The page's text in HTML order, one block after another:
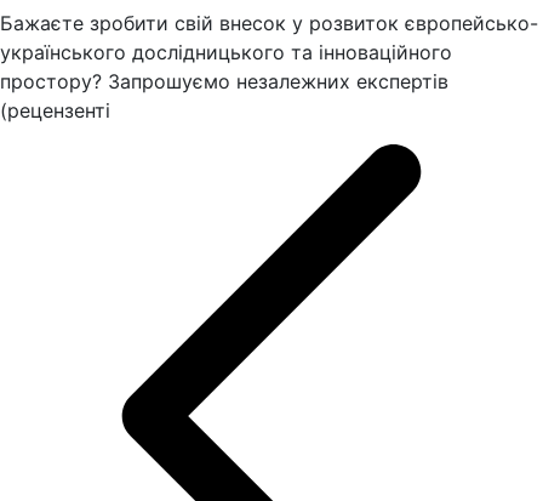
Бажаєте зробити свій внесок у розвиток європейсько-
українського дослідницького та інноваційного
простору? Запрошуємо незалежних експертів
(рецензенті